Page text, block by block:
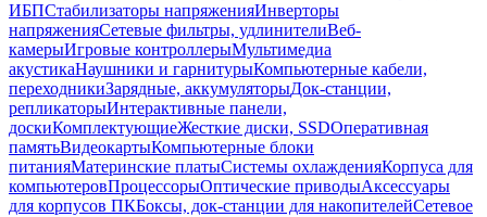
ИБПСтабилизаторы напряженияИнверторы
напряженияСетевые фильтры, удлинителиВеб-
камерыИгровые контроллерыМультимедиа
акустикаНаушники и гарнитурыКомпьютерные кабели,
переходникиЗарядные, аккумуляторыДок-станции,
репликаторыИнтерактивные панели,
доскиКомплектующиеЖесткие диски, SSDОперативная
памятьВидеокартыКомпьютерные блоки
питанияМатеринские платыСистемы охлажденияКорпуса для
компьютеровПроцессорыОптические приводыАксессуары
для корпусов ПКБоксы, док-станции для накопителейСетевое